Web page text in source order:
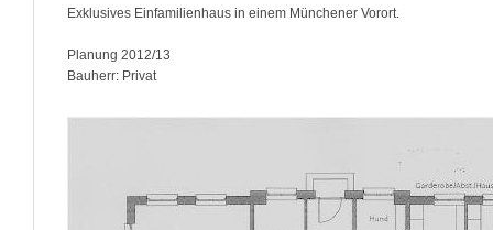
Exklusives Einfamilienhaus in einem Münchener Vorort.
Planung 2012/13
Bauherr: Privat